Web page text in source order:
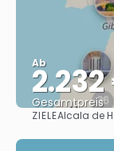
Ab
Gesamtpreis
ZIELEAlcala de